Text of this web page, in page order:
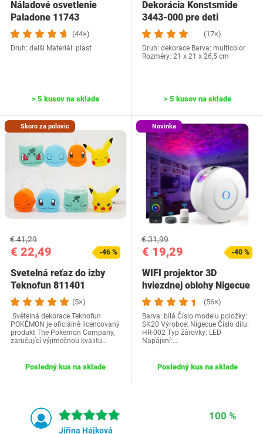
Náladové osvetlenie
Paladone 11743
(44×)
Druh: další Materiál: plast
> 5 kusov na sklade
Dekorácia Konstsmide
3443-000 pre deti
(17×)
Druh: dekorace Barva: multicolor
Rozměry: 21 x 21 x 26,5 cm
> 5 kusov na sklade
Skoro za polovic
€ 22,49
€ 41,29
-46 %
Svetelná reťaz do izby
Teknofun 811401
(5×)
Světelná dekorace Teknofun
POKÉMON je oficiálně licencovaný
produkt The Pokemon Company,
zaručující výjimečnou kvalitu…
Posledný kus na sklade
Novinka
€ 19,29
€ 31,99
-40 %
WIFI projektor 3D
hviezdnej oblohy Nigecue
(56×)
Barva: bílá Číslo modelu položky:
‎SK20 Výrobce: ‎Nigecue Číslo dílu‎:
HR-002 Typ žárovky: LED
Napájení:…
Posledný kus na sklade
100 %
Jiřina Hájková